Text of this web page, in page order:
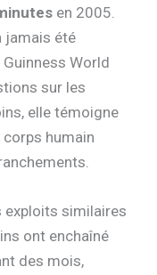
en 2005.
jamais été
World
sur les
elle témoigne
humain
exploits similaires
ont enchaîné
des mois,